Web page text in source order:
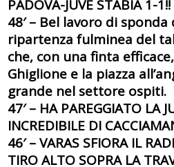
PADOVA-JUVE STABIA 1-1!!
48′ – Bel lavoro di
ripartenza fulminea del
che, con una finta
Ghiglione e la piazza
grande nel settore ospiti.
47′ – HA PAREGGIATO LA
INCREDIBILE DI
46′ – VARAS SFIORA IL
TIRO ALTO SOPRA LA